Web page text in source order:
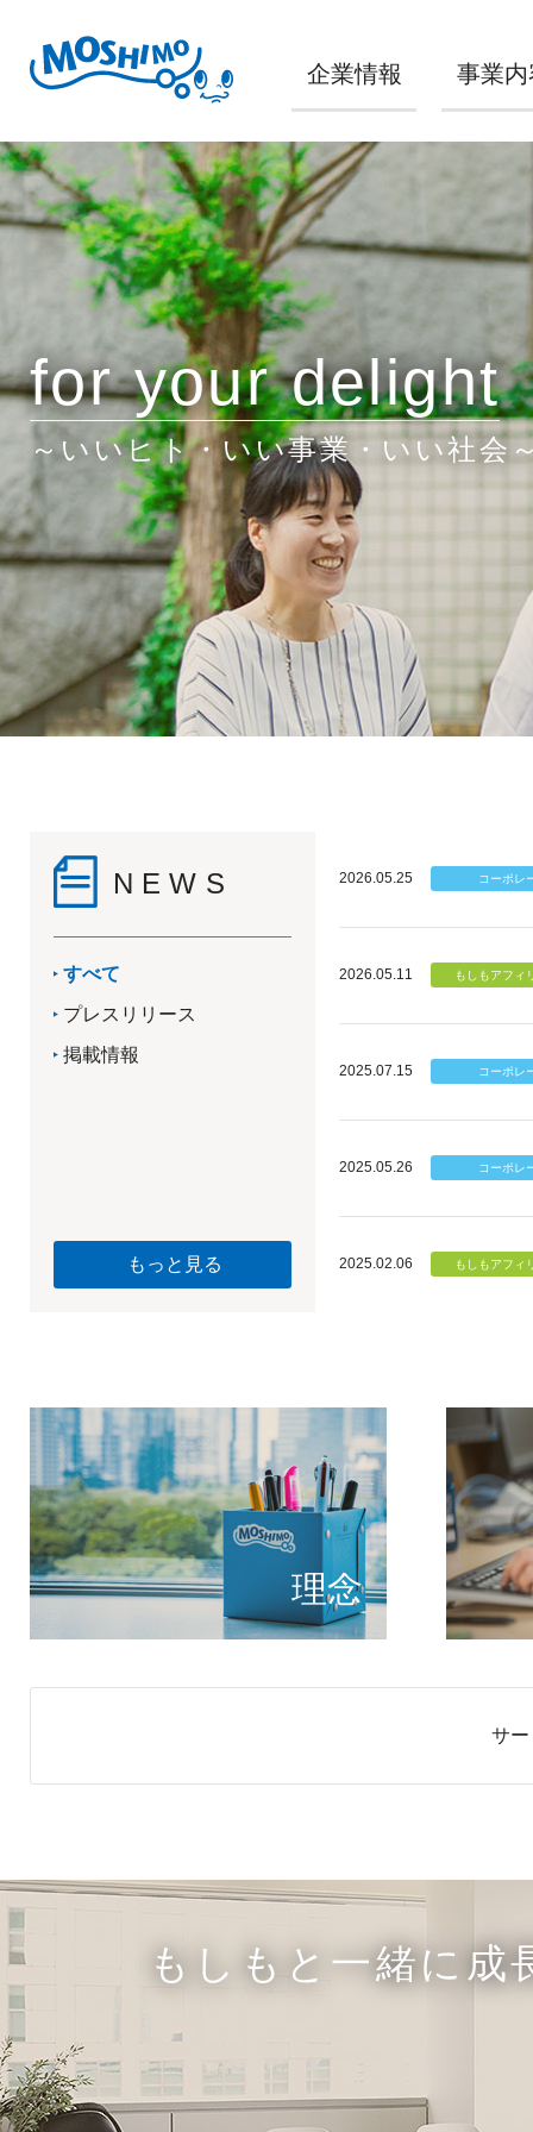
企業情報 事業内
for your delight
～いいヒト・いい事業・いい社会
NEWS
すべて
プレスリリース
掲載情報
もっと見る
2026.05.25
2026.05.11
2025.07.15
2025.05.26
2025.02.06
理念
個のチ
もしもが描く未
サ
もしもと一緒に成